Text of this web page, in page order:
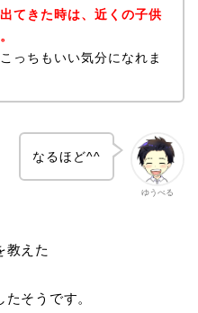
てきた時は、近くの子供
っちもいい気分になれま
ゆうべる
なるほど^^
教えた
そうです。